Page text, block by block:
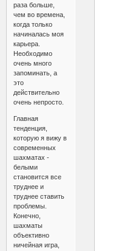
раза больше,
чем во времена,
когда только
начиналась моя
карьера.
Необходимо
очень много
запоминать, а
это
действительно
очень непросто.
Главная
тенденция,
которую я вижу в
современных
шахматах -
белыми
становится все
труднее и
труднее ставить
проблемы.
Конечно,
шахматы
объективно
ничейная игра,